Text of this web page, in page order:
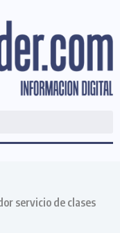
servicio de clases